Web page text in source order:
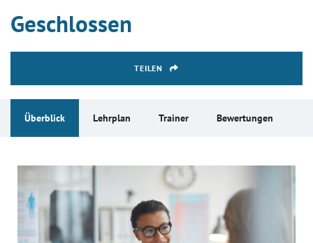
Geschlossen
TEILEN
Überblick Lehrplan Trainer Bewertungen